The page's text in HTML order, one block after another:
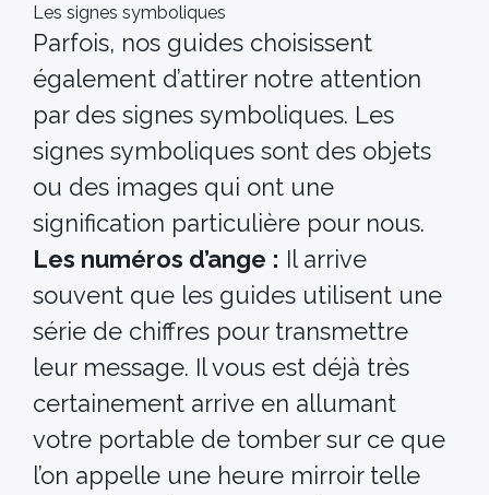
Les signes symboliques
Parfois, nos guides choisissent
également d’attirer notre attention
par des signes symboliques. Les
signes symboliques sont des objets
ou des images qui ont une
signification particulière pour nous.
Les numéros d’ange : Il arrive
souvent que les guides utilisent une
série de chiffres pour transmettre
leur message. Il vous est déjà très
certainement arrive en allumant
votre portable de tomber sur ce que
l’on appelle une heure mirroir telle